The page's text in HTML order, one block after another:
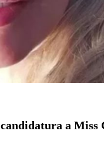
candidatura a Miss